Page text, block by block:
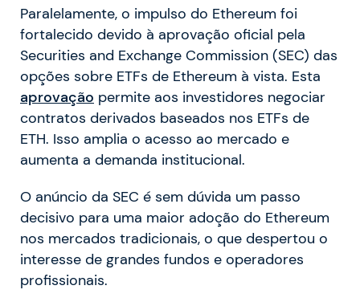
Paralelamente, o impulso do Ethereum foi
fortalecido devido à aprovação oficial pela
Securities and Exchange Commission (SEC) das
opções sobre ETFs de Ethereum à vista. Esta
aprovação permite aos investidores negociar
contratos derivados baseados nos ETFs de
ETH. Isso amplia o acesso ao mercado e
aumenta a demanda institucional.
O anúncio da SEC é sem dúvida um passo
decisivo para uma maior adoção do Ethereum
nos mercados tradicionais, o que despertou o
interesse de grandes fundos e operadores
profissionais.